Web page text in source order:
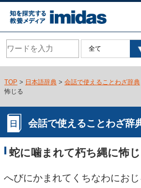
TOP > 日本語辞典> 会話で使えることわざ辞典
怖じる
会話で使えることわざ辞
蛇に噛まれて朽ち縄に怖
へびにかまれてくちなわにおじ